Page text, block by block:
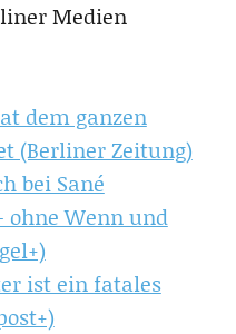
Medien
dem ganzen
(Berliner Zeitung)
bei Sané
ohne Wenn und
ist ein fatales